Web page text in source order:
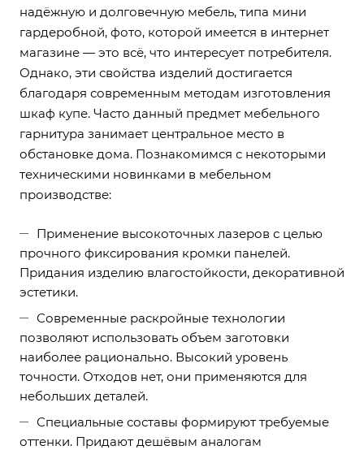
надёжную и долговечную мебель, типа мини
гардеробной, фото, которой имеется в интернет
магазине — это всё, что интересует потребителя.
Однако, эти свойства изделий достигается
благодаря современным методам изготовления
шкаф купе. Часто данный предмет мебельного
гарнитура занимает центральное место в
обстановке дома. Познакомимся с некоторыми
техническими новинками в мебельном
производстве:
Применение высокоточных лазеров с целью
прочного фиксирования кромки панелей.
Придания изделию влагостойкости, декоративной
эстетики.
Современные раскройные технологии
позволяют использовать объем заготовки
наиболее рационально. Высокий уровень
точности. Отходов нет, они применяются для
небольших деталей.
Специальные составы формируют требуемые
оттенки. Придают дешёвым аналогам